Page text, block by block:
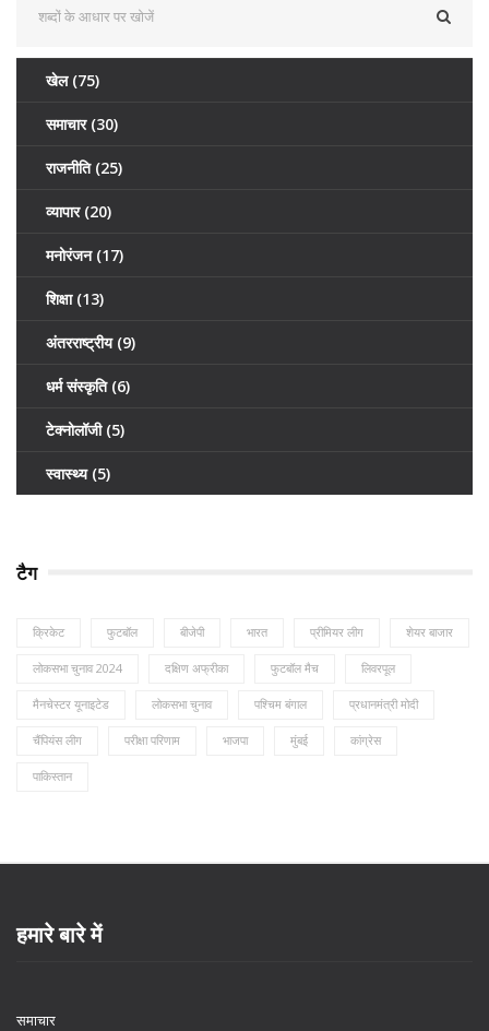
खेल (75)
समाचार (30)
राजनीति (25)
व्यापार (20)
मनोरंजन (17)
शिक्षा (13)
अंतरराष्ट्रीय (9)
धर्म संस्कृति (6)
टेक्नोलॉजी (5)
स्वास्थ्य (5)
टैग
क्रिकेट फुटबॉल बीजेपी भारत प्रीमियर लीग शेयर बाजार
लोकसभा चुनाव 2024 दक्षिण अफ्रीका फुटबॉल मैच लिवरपूल
मैनचेस्टर यूनाइटेड लोकसभा चुनाव पश्चिम बंगाल प्रधानमंत्री मोदी
चैंपियंस लीग परीक्षा परिणाम भाजपा मुंबई कांग्रेस
पाकिस्तान
हमारे बारे में
समाचार